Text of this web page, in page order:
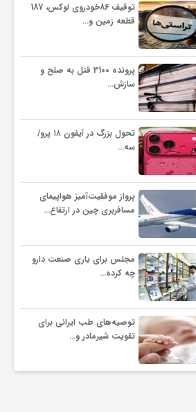
توقیف 86خودروی لوکس، 187
قطعه زمین و…
پرونده 3100 قتل به صلح و
سازش…
تحول بزرگ در آیفون ۱۸ پرو/
سه…
پرواز موفقیت‌آمیز هواپیمای
مسافربری چین در ارتفاع…
مجلس برای یاری صنعت دارو
چه کرده…
توصیه‌های طب ایرانی برای
تقویت شیرمادر و…